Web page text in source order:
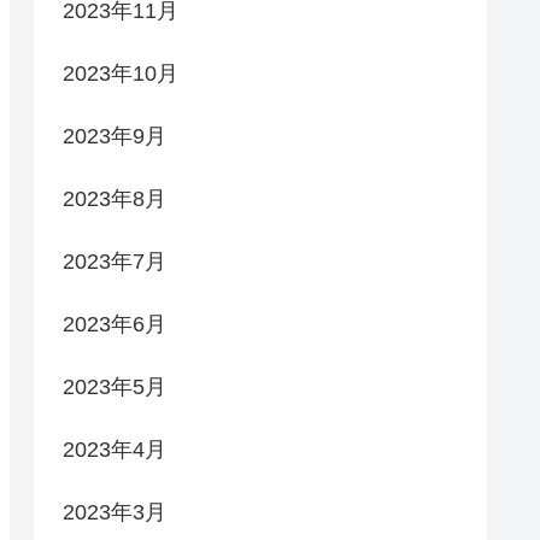
2023年11月
2023年10月
2023年9月
2023年8月
2023年7月
2023年6月
2023年5月
2023年4月
2023年3月